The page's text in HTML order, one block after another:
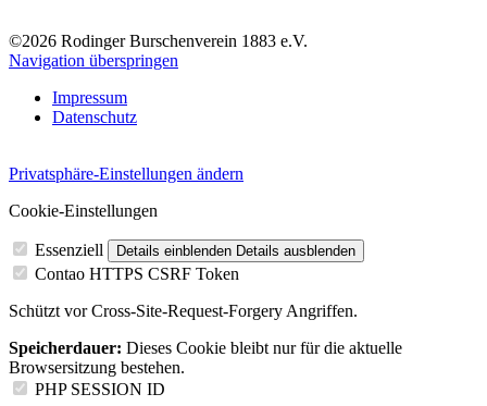
©2026 Rodinger Burschenverein 1883 e.V.
Navigation überspringen
Impressum
Datenschutz
Privatsphäre-Einstellungen ändern
Cookie-Einstellungen
Essenziell Details einblenden Details ausblenden
Contao HTTPS CSRF Token
Schützt vor Cross-Site-Request-Forgery Angriffen.
Speicherdauer: Dieses Cookie bleibt nur für die aktuelle
Browsersitzung bestehen.
PHP SESSION ID